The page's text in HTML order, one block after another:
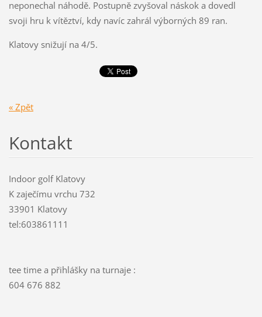
neponechal náhodě. Postupně zvyšoval náskok a dovedl
svoji hru k vítěztví, kdy navíc zahrál výborných 89 ran.
Klatovy snižují na 4/5.
« Zpět
Kontakt
Indoor golf Klatovy
K zaječímu vrchu 732
33901 Klatovy
tel:603861111
tee time a přihlášky na turnaje :
604 676 882